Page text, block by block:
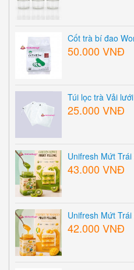
Cốt trà bí đao
50.000 VNĐ
Túi lọc trà Vải
25.000 VNĐ
Unifresh Mứt
43.000 VNĐ
Unifresh Mứt
42.000 VNĐ